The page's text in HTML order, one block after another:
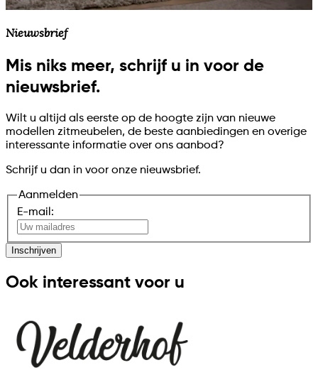
Nieuwsbrief
Mis niks meer, schrijf u in voor de
nieuwsbrief.
Wilt u altijd als eerste op de hoogte zijn van nieuwe
modellen zitmeubelen, de beste aanbiedingen en overige
interessante informatie over ons aanbod?
Schrijf u dan in voor onze nieuwsbrief.
Aanmelden
E-mail:
Inschrijven
Ook interessant voor u